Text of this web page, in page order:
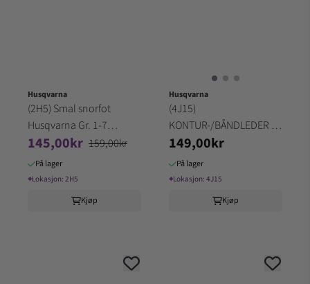
Husqvarna
(2H5) Smal snorfot
Husqvarna Gr. 1-7
Piping/passporal
145,00kr 159,00kr
På lager
⌖Lokasjon: 2H5
Kjøp
Husqvarna
(4J15)
KONTUR-/BÅNDLEDER til
Konturfoten Husqvarna
149,00kr
På lager
⌖Lokasjon: 4J15
Kjøp